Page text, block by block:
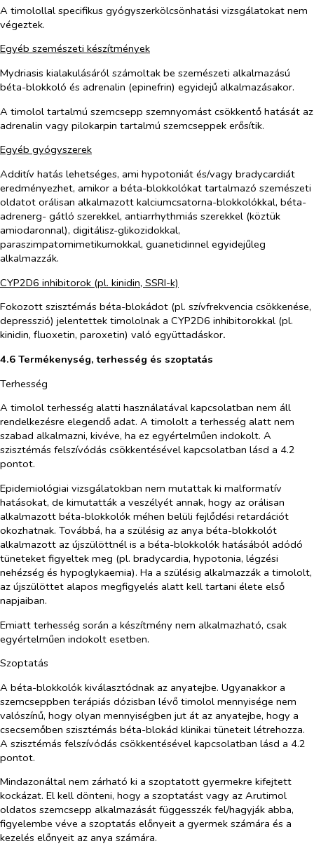
A timolollal specifikus gyógyszerkölcsönhatási vizsgálatokat nem
végeztek.
Egyéb szemészeti készítmények
Mydriasis kialakulásáról számoltak be szemészeti alkalmazású
béta-blokkoló és adrenalin (epinefrin) egyidejű alkalmazásakor.
A timolol tartalmú szemcsepp szemnyomást csökkentő hatását az
adrenalin vagy pilokarpin tartalmú szemcseppek erősítik.
Egyéb gyógyszerek
Additív hatás lehetséges, ami hypotoniát és/vagy bradycardiát
eredményezhet, amikor a béta-blokkolókat tartalmazó szemészeti
oldatot orálisan alkalmazott kalciumcsatorna-blokkolókkal, béta-
adrenerg- gátló szerekkel, antiarrhythmiás szerekkel (köztük
amiodaronnal), digitálisz-glikozidokkal,
paraszimpatomimetikumokkal, guanetidinnel egyidejűleg
alkalmazzák.
CYP2D6 inhibitorok (pl. kinidin, SSRI-k)
Fokozott szisztémás béta-blokádot (pl. szívfrekvencia csökkenése,
depresszió) jelentettek timololnak a CYP2D6 inhibitorokkal (pl.
kinidin, fluoxetin, paroxetin) való együttadáskor.
4.6 Termékenység, terhesség és szoptatás
Terhesség
A timolol terhesség alatti használatával kapcsolatban nem áll
rendelkezésre elegendő adat. A timololt a terhesség alatt nem
szabad alkalmazni, kivéve, ha ez egyértelműen indokolt. A
szisztémás felszívódás csökkentésével kapcsolatban lásd a 4.2
pontot.
Epidemiológiai vizsgálatokban nem mutattak ki malformatív
hatásokat, de kimutatták a veszélyét annak, hogy az orálisan
alkalmazott béta-blokkolók méhen belüli fejlődési retardációt
okozhatnak. Továbbá, ha a szülésig az anya béta-blokkolót
alkalmazott az újszülöttnél is a béta-blokkolók hatásából adódó
tüneteket figyeltek meg (pl. bradycardia, hypotonia, légzési
nehézség és hypoglykaemia). Ha a szülésig alkalmazzák a timololt,
az újszülöttet alapos megfigyelés alatt kell tartani élete első
napjaiban.
Emiatt terhesség során a készítmény nem alkalmazható, csak
egyértelműen indokolt esetben.
Szoptatás
A béta-blokkolók kiválasztódnak az anyatejbe. Ugyanakkor a
szemcseppben terápiás dózisban lévő timolol mennyisége nem
valószínű, hogy olyan mennyiségben jut át az anyatejbe, hogy a
csecsemőben szisztémás béta-blokád klinikai tüneteit létrehozza.
A szisztémás felszívódás csökkentésével kapcsolatban lásd a 4.2
pontot.
Mindazonáltal nem zárható ki a szoptatott gyermekre kifejtett
kockázat. El kell dönteni, hogy a szoptatást vagy az Arutimol
oldatos szemcsepp alkalmazását függesszék fel/hagyják abba,
figyelembe véve a szoptatás előnyeit a gyermek számára és a
kezelés előnyeit az anya számára.